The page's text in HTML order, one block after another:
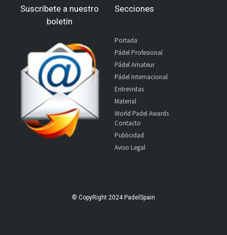
Suscríbete a nuestro
boletín
Secciones
Portada
Pádel Profesional
Pádel Amateur
Pádel Internacional
Entrevistas
Material
World Padel Awards
Contacto
Publicidad
Aviso Legal
© CopyRight 2024 PadelSpain